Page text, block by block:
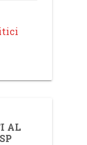
AL